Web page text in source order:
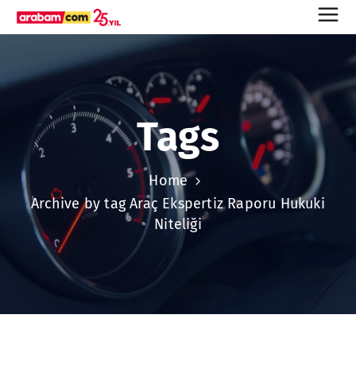
Tags
Home
Archive by tag Araç Ekspertiz Raporu Hukuki
Niteliği